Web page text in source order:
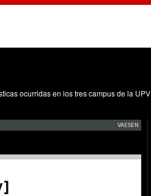
ocurridas en los tres campus de la UPV